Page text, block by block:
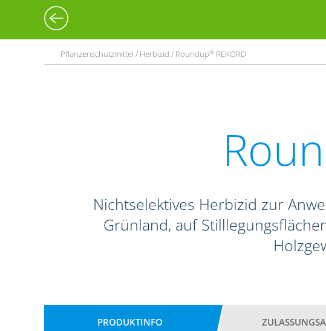
Pflanzenschutzmittel / Herbizid / Roundup® REKORD
Nichtselektives Herbizid zur
Grünland, auf
PRODUKTINFO